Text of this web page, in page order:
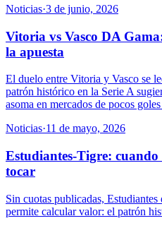
Noticias·3 de junio, 2026
Vitoria vs Vasco DA
la apuesta
El duelo entre Vitoria y Vasco se
patrón histórico en la Serie A
asoma en mercados de pocos
Noticias·11 de mayo, 2026
Estudiantes-Tigre: cuando
tocar
Sin cuotas publicadas,
permite calcular valor: el patrón